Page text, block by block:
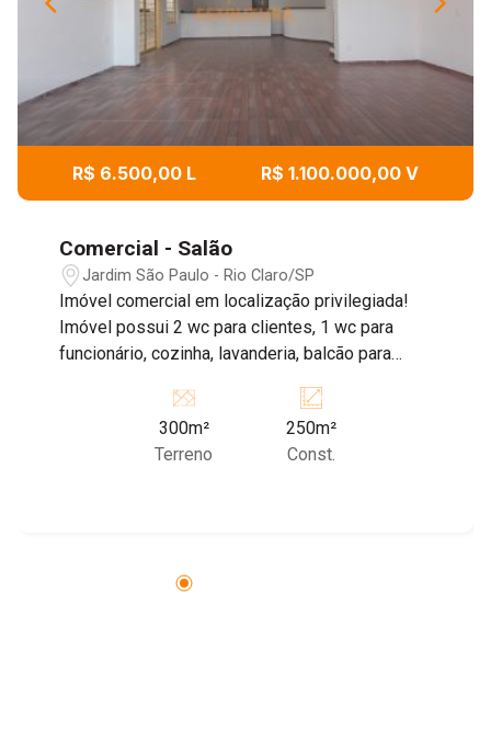
R$ 6.500,00 L R$ 1.100.000,00 V
Comercial - Salão
Jardim São Paulo - Rio Claro/SP
Imóvel comercial em localização privilegiada!
Imóvel possui 2 wc para clientes, 1 wc para
funcionário, cozinha, lavanderia, balcão para
mezaninos. Recuo com vagas para
estacionamento.300m²
Terreno
250m²
Const.